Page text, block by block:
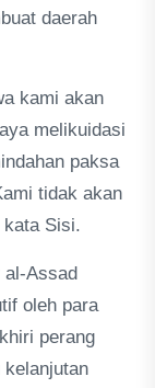
daerah
kami akan
melikuidasi
paksa
tidak akan
kata Sisi.
al-Assad
oleh para
perang